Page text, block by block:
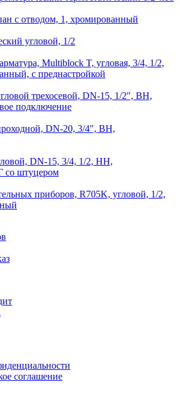
с отводом, 1, хромированный
угловой, 1/2
Multiblock T, угловая, 3/4, 1/2,
с преднастройкой
трехосевой, DN-15, 1/2", ВН,
подключение
DN-20, 3/4", ВН,
DN-15, 3/4, 1/2, НН,
со штуцером
приборов, R705K, угловой, 1/2,
соглашение